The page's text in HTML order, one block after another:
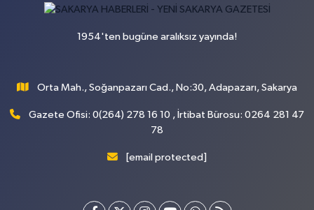
1954'ten bugüne aralıksız yayında!
Orta Mah., Soğanpazarı Cad., No:30, Adapazarı, Sakarya
Gazete Ofisi: 0(264) 278 16 10 , İrtibat Bürosu: 0264 281 47
78
[email protected]